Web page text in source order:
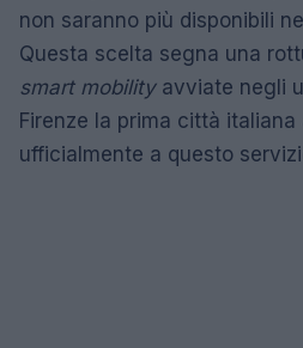
non saranno più disponibili
Questa scelta segna una
smart mobilityavviate negli
Firenze la prima città italiana
ufficialmente a questo